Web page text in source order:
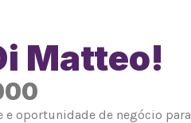
Matteo!
oportunidade de negócio para